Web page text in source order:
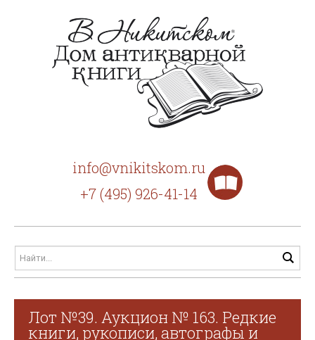
info@vnikitskom.ru
+7 (495) 926-41-14
Лот №39. Аукцион № 163. Редкие
книги, рукописи, автографы и